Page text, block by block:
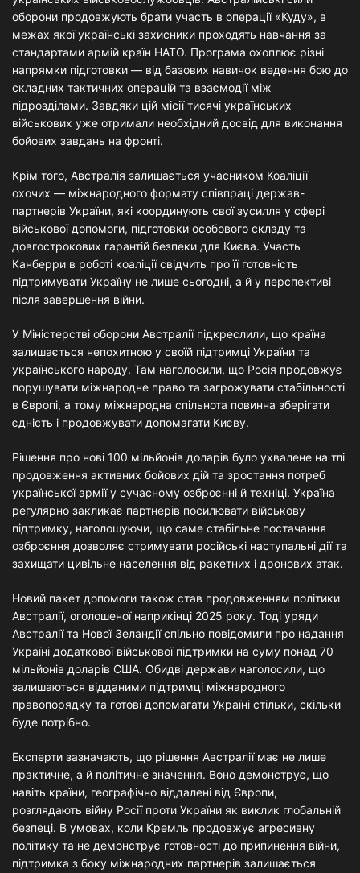
оборони продовжують брати участь в операції «Куду», в
межах якої українські захисники проходять навчання за
стандартами армій країн НАТО. Програма охоплює різні
напрямки підготовки — від базових навичок ведення бою до
складних тактичних операцій та взаємодії між
підрозділами. Завдяки цій місії тисячі українських
військових уже отримали необхідний досвід для виконання
бойових завдань на фронті.
Крім того, Австралія залишається учасником Коаліції
охочих — міжнародного формату співпраці держав-
партнерів України, які координують свої зусилля у сфері
військової допомоги, підготовки особового складу та
довгострокових гарантій безпеки для Києва. Участь
Канберри в роботі коаліції свідчить про її готовність
підтримувати Україну не лише сьогодні, а й у перспективі
після завершення війни.
У Міністерстві оборони Австралії підкреслили, що країна
залишається непохитною у своїй підтримці України та
українського народу. Там наголосили, що Росія продовжує
порушувати міжнародне право та загрожувати стабільності
в Європі, а тому міжнародна спільнота повинна зберігати
єдність і продовжувати допомагати Києву.
Рішення про нові 100 мільйонів доларів було ухвалене на тлі
продовження активних бойових дій та зростання потреб
української армії у сучасному озброєнні й техніці. Україна
регулярно закликає партнерів посилювати військову
підтримку, наголошуючи, що саме стабільне постачання
озброєння дозволяє стримувати російські наступальні дії та
захищати цивільне населення від ракетних і дронових атак.
Новий пакет допомоги також став продовженням політики
Австралії, оголошеної наприкінці 2025 року. Тоді уряди
Австралії та Нової Зеландії спільно повідомили про надання
Україні додаткової військової підтримки на суму понад 70
мільйонів доларів США. Обидві держави наголосили, що
залишаються відданими підтримці міжнародного
правопорядку та готові допомагати Україні стільки, скільки
буде потрібно.
Експерти зазначають, що рішення Австралії має не лише
практичне, а й політичне значення. Воно демонструє, що
навіть країни, географічно віддалені від Європи,
розглядають війну Росії проти України як виклик глобальній
безпеці. В умовах, коли Кремль продовжує агресивну
політику та не демонструє готовності до припинення війни,
підтримка з боку міжнародних партнерів залишається